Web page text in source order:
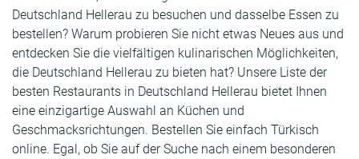
Deutschland Hellerau zu besuchen und dasselbe Essen zu
bestellen? Warum probieren Sie nicht etwas Neues aus und
entdecken Sie die vielfältigen kulinarischen Möglichkeiten,
die Deutschland Hellerau zu bieten hat? Unsere Liste der
besten Restaurants in Deutschland Hellerau bietet Ihnen
eine einzigartige Auswahl an Küchen und
Geschmacksrichtungen. Bestellen Sie einfach Türkisch
online. Egal, ob Sie auf der Suche nach einem besonderen